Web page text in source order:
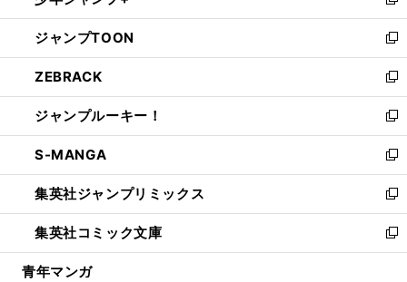
開
く
ウ
で
開
く
ン
ド
ウ
で
開
く
ウ
ィ
ン
ド
ウ
で
開
く
し
い
ウ
ィ
ン
ド
ウ
で
開
く
ジャンプTOON
新
し
い
ウ
ィ
ン
ド
ウ
で
開
く
ZEBRACK
新
し
い
ウ
ィ
ン
ド
ウ
で
開
ジャンプルーキー！
新
し
い
ウ
ィ
ン
ド
ウ
S-MANGA
新
し
い
ウ
ィ
ン
集英社ジャンプリミックス
新
し
い
ウ
集英社コミック文庫
新
し
青年マンガ